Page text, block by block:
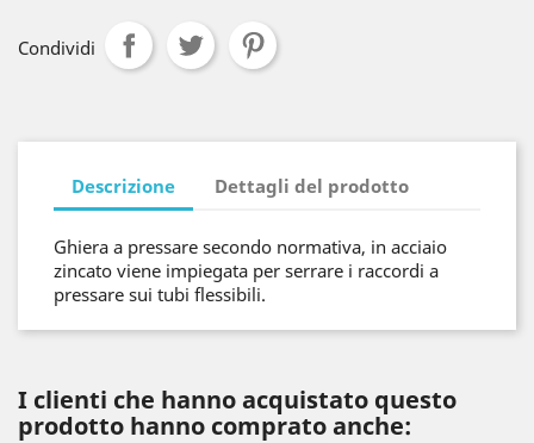
Condividi
Descrizione Dettagli del prodotto
Ghiera a pressare secondo normativa, in acciaio
zincato viene impiegata per serrare i raccordi a
pressare sui tubi flessibili.
I clienti che hanno acquistato questo
prodotto hanno comprato anche: